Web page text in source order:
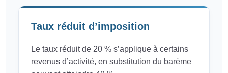
Taux réduit d’imposition
Le taux réduit de 20 % s’applique à certains
revenus d’activité, en substitution du barème